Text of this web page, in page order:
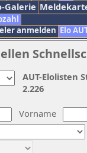
Galerie
anmelden Elo
Vorname
AUT-Elolisten
2.226